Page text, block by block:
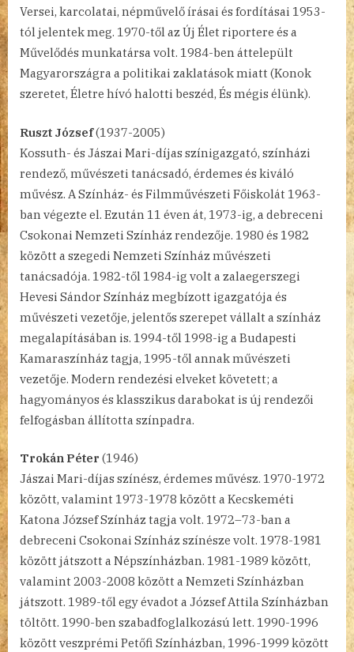
Versei, karcolatai, népművelő írásai és fordításai 1953-
tól jelentek meg. 1970-től az Új Élet riportere és a
Művelődés munkatársa volt. 1984-ben áttelepült
Magyarországra a politikai zaklatások miatt (Konok
szeretet, Életre hívó halotti beszéd, És mégis élünk).
Ruszt József(1937-2005)
Kossuth- és Jászai Mari-díjas színigazgató, színházi
rendező, művészeti tanácsadó, érdemes és kiváló
művész. A Színház- és Filmművészeti Főiskolát 1963-
ban végezte el. Ezután 11 éven át, 1973-ig, a debreceni
Csokonai Nemzeti Színház rendezője. 1980 és 1982
között a szegedi Nemzeti Színház művészeti
tanácsadója. 1982-től 1984-ig volt a zalaegerszegi
Hevesi Sándor Színház megbízott igazgatója és
művészeti vezetője, jelentős szerepet vállalt a színház
megalapításában is. 1994-től 1998-ig a Budapesti
Kamaraszínház tagja, 1995-től annak művészeti
vezetője. Modern rendezési elveket követett; a
hagyományos és klasszikus darabokat is új rendezői
felfogásban állította színpadra.
Trokán Péter (1946)
Jászai Mari-díjas színész, érdemes művész. 1970-1972
között, valamint 1973-1978 között a Kecskeméti
Katona József Színház tagja volt. 1972–73-ban a
debreceni Csokonai Színház színésze volt. 1978-1981
között játszott a Népszínházban. 1981-1989 között,
valamint 2003-2008 között a Nemzeti Színházban
játszott. 1989-től egy évadot a József Attila Színházban
töltött. 1990-ben szabadfoglalkozású lett. 1990-1996
között veszprémi Petőfi Színházban, 1996-1999 között